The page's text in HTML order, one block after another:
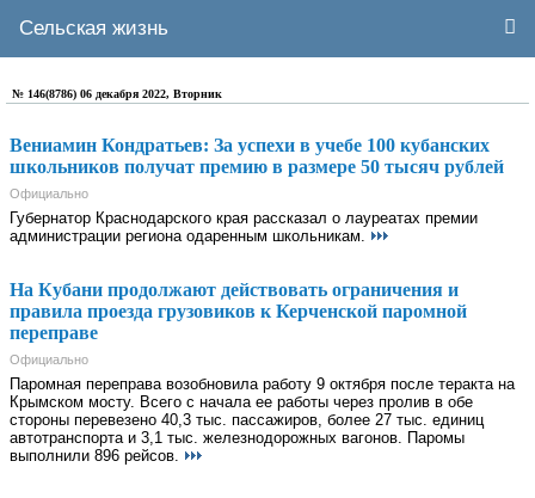
Сельская жизнь
№ 146(8786) 06 декабря 2022, Вторник
Вениамин Кондратьев: За успехи в учебе 100 кубанских
школьников получат премию в размере 50 тысяч рублей
Официально
Губернатор Краснодарского края рассказал о лауреатах премии
администрации региона одаренным школьникам.
На Кубани продолжают действовать ограничения и
правила проезда грузовиков к Керченской паромной
переправе
Официально
Паромная переправа возобновила работу 9 октября после теракта на
Крымском мосту. Всего с начала ее работы через пролив в обе
стороны перевезено 40,3 тыс. пассажиров, более 27 тыс. единиц
автотранспорта и 3,1 тыс. железнодорожных вагонов. Паромы
выполнили 896 рейсов.